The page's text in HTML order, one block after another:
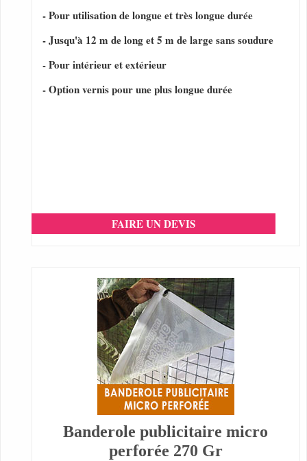
- Pour utilisation de longue et très longue durée
- Jusqu'à 12 m de long et 5 m de large sans soudure
- Pour intérieur et extérieur
- Option vernis pour une plus longue durée
FAIRE UN DEVIS
Banderole publicitaire micro
perforée 270 Gr